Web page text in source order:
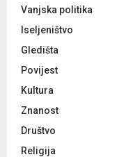
Vanjska politika
Iseljeništvo
Gledišta
Povijest
Kultura
Znanost
Društvo
Religija